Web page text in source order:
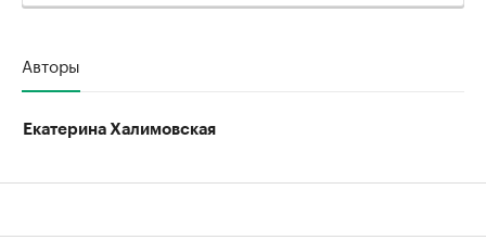
Авторы
Екатерина Халимовская